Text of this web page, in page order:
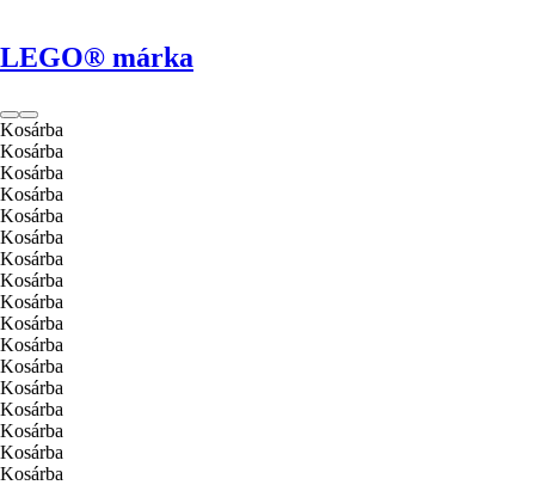
LEGO® márka
Kosárba
Kosárba
Kosárba
Kosárba
Kosárba
Kosárba
Kosárba
Kosárba
Kosárba
Kosárba
Kosárba
Kosárba
Kosárba
Kosárba
Kosárba
Kosárba
Kosárba